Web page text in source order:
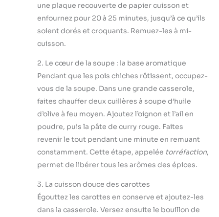
une plaque recouverte de papier cuisson et
enfournez pour 20 à 25 minutes, jusqu’à ce qu’ils
soient dorés et croquants. Remuez-les à mi-
cuisson.
2. Le cœur de la soupe : la base aromatique
Pendant que les pois chiches rôtissent, occupez-
vous de la soupe. Dans une grande casserole,
faites chauffer deux cuillères à soupe d’huile
d’olive à feu moyen. Ajoutez l’oignon et l’ail en
poudre, puis la pâte de curry rouge. Faites
revenir le tout pendant une minute en remuant
constamment. Cette étape, appelée torréfaction,
permet de libérer tous les arômes des épices.
3. La cuisson douce des carottes
Égouttez les carottes en conserve et ajoutez-les
dans la casserole. Versez ensuite le bouillon de